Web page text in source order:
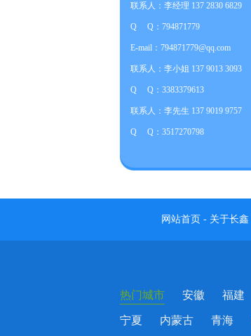
联系人：李经理 137 2830 6829
Q Q：794871779
E-mail：794871779@qq.com
联系人：李小姐 137 9013 3093
Q Q：3383379613
联系人：李先生 137 9019 9757
Q Q：3517270798
网站首页 - 关于长鑫
热门城市 安徽 福建
宁夏 内蒙古 青海